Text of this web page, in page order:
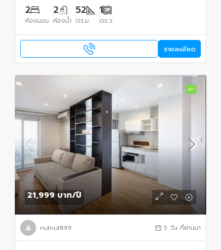
2
ห้องนอน
2
ห้องน้ำ
52
ตร.ม.
1
ตร.ว.
รายละเอียด
เช่า
21,999 บาท/ปี
nutnut899 5 วัน ที่ผ่านมา